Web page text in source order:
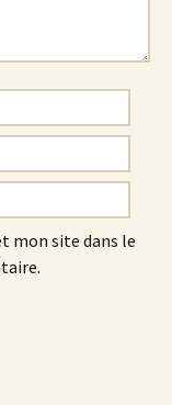
mon site dans le